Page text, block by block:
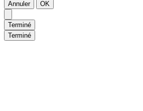
Annuler OK
Terminé
Terminé